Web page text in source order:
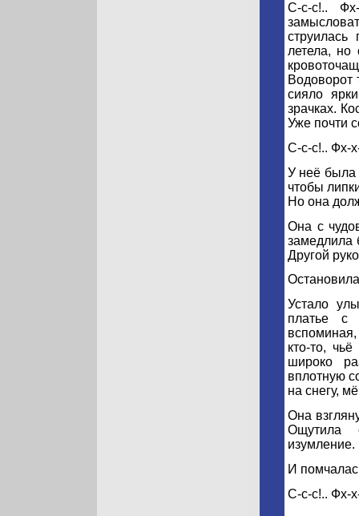
С-с-с!..
летела,
Водоворот
сияло
зрачках.
Уже почти
С-с-с!.. Фх-
У неё была
чтобы
Но она
Она с
замедлила
Другой
Устало
платье с
кто-то,
широко
вплотную
на снегу,
Она
Ощутила
изумление.
И
С-с-с!.. Фх-